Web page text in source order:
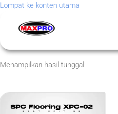
Lompat ke konten utama
Menampilkan hasil tunggal